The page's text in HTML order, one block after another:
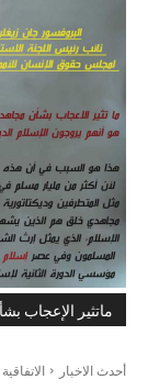
ماتثير الإعجاب
أحدث الاخبار